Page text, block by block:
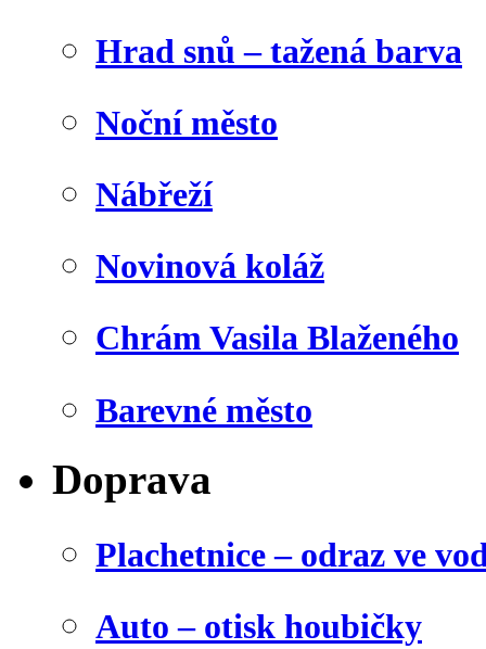
Hrad snů – tažená barva
Noční město
Nábřeží
Novinová koláž
Chrám Vasila Blaženého
Barevné město
Doprava
Plachetnice – odraz ve
Auto – otisk houbičky